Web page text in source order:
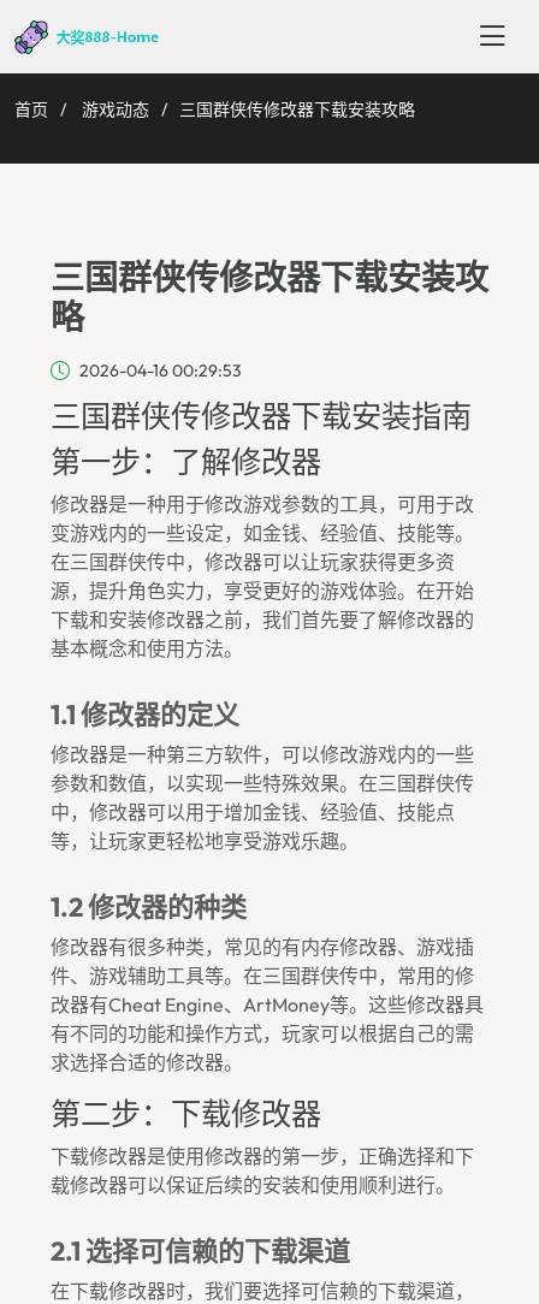
首页 游戏动态 三国群侠传修改器下载安装攻略
三国群侠传修改器下载安装攻
略
2026-04-16 00:29:53
三国群侠传修改器下载安装指南
第一步：了解修改器
修改器是一种用于修改游戏参数的工具，可用于改
变游戏内的一些设定，如金钱、经验值、技能等。
在三国群侠传中，修改器可以让玩家获得更多资
源，提升角色实力，享受更好的游戏体验。在开始
下载和安装修改器之前，我们首先要了解修改器的
基本概念和使用方法。
1.1 修改器的定义
修改器是一种第三方软件，可以修改游戏内的一些
参数和数值，以实现一些特殊效果。在三国群侠传
中，修改器可以用于增加金钱、经验值、技能点
等，让玩家更轻松地享受游戏乐趣。
1.2 修改器的种类
修改器有很多种类，常见的有内存修改器、游戏插
件、游戏辅助工具等。在三国群侠传中，常用的修
改器有Cheat Engine、ArtMoney等。这些修改器具
有不同的功能和操作方式，玩家可以根据自己的需
求选择合适的修改器。
第二步：下载修改器
下载修改器是使用修改器的第一步，正确选择和下
载修改器可以保证后续的安装和使用顺利进行。
2.1 选择可信赖的下载渠道
在下载修改器时，我们要选择可信赖的下载渠道，